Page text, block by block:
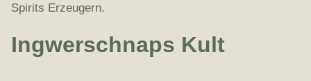
Spirits Erzeugern.
Ingwerschnaps Kult